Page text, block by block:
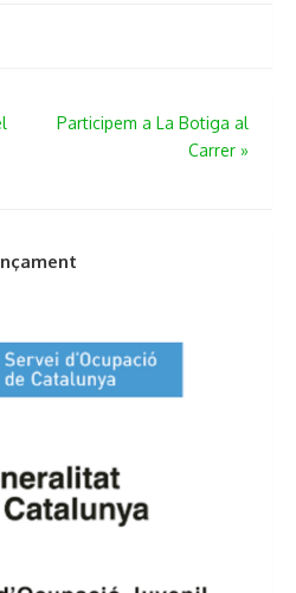
Participem a La Botiga al
Carrer »